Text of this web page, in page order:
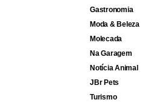
Paulo os
Silva, os
Rafael
semifinais.
Gastronomia
Moda & Beleza
Molecada
Na Garagem
Notícia Animal
JBr Pets
Turismo